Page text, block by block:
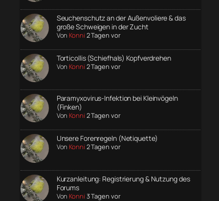
Seuchenschutz an der Außenvoliere & das
große Schweigen in der Zucht
Von Konni 2 Tagen vor
Torticollis (Schiefhals) Kopfverdrehen
Von Konni 2 Tagen vor
Paramyxovirus-Infektion bei Kleinvögeln
(Finken)
Von Konni 2 Tagen vor
Unsere Forenregeln (Netiquette)
Von Konni 2 Tagen vor
Kurzanleitung: Registrierung & Nutzung des
Forums
Von Konni 3 Tagen vor